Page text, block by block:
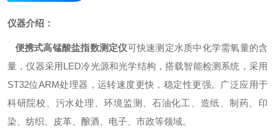
仪器介绍：
便携式高锰酸盐指数测定仪可快速测定水质中化学需氧量的含
量，仪器采用LED冷光源和光学结构，搭载智能检测系统，采用
ST32位ARM处理器，运转速度更快，稳定性更强。广泛应用于
科研院校、污水处理、环境监测、石油化工、造纸、制药、印
染、纺织、皮革、酿酒、电子、市政等领域。